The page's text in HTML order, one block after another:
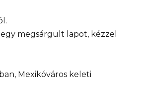
megsárgult lapot, kézzel
Mexikóváros keleti